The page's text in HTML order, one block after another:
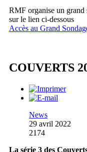
RMF organise un grand
sur le lien ci-dessous
Accès au Grand
COUVERTS
News
29 avril 2022
2174
La série 3 des